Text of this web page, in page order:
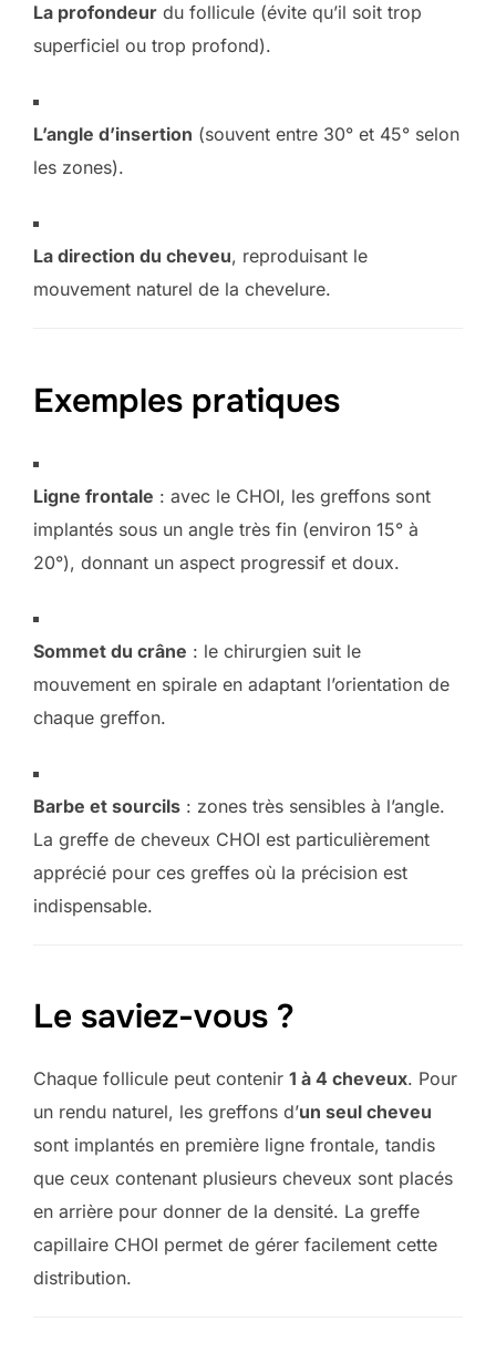
La profondeur du follicule (évite qu’il soit trop
superficiel ou trop profond).
L’angle d’insertion (souvent entre 30° et 45° selon
les zones).
La direction du cheveu, reproduisant le
mouvement naturel de la chevelure.
Exemples pratiques
Ligne frontale : avec le CHOI, les greffons sont
implantés sous un angle très fin (environ 15° à
20°), donnant un aspect progressif et doux.
Sommet du crâne : le chirurgien suit le
mouvement en spirale en adaptant l’orientation de
chaque greffon.
Barbe et sourcils : zones très sensibles à l’angle.
La greffe de cheveux CHOI est particulièrement
apprécié pour ces greffes où la précision est
indispensable.
Le saviez-vous ?
Chaque follicule peut contenir 1 à 4 cheveux. Pour
un rendu naturel, les greffons d’un seul cheveu
sont implantés en première ligne frontale, tandis
que ceux contenant plusieurs cheveux sont placés
en arrière pour donner de la densité. La greffe
capillaire CHOI permet de gérer facilement cette
distribution.